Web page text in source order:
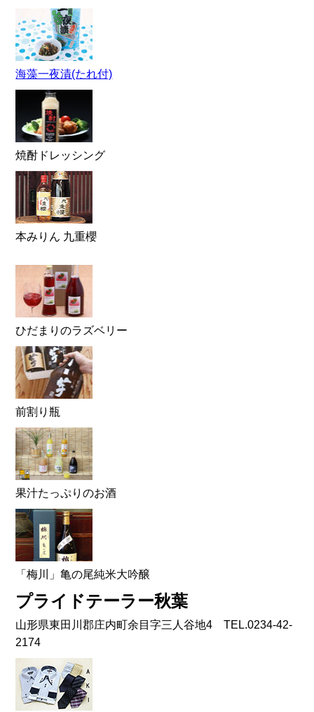
海藻一夜漬(たれ付)
焼酎ドレッシング
本みりん 九重櫻
ひだまりのラズベリー
前割り瓶
果汁たっぷりのお酒
「梅川」亀の尾純米大吟醸
プライドテーラー秋葉
山形県東田川郡庄内町余目字三人谷地4 TEL.0234-42-
2174